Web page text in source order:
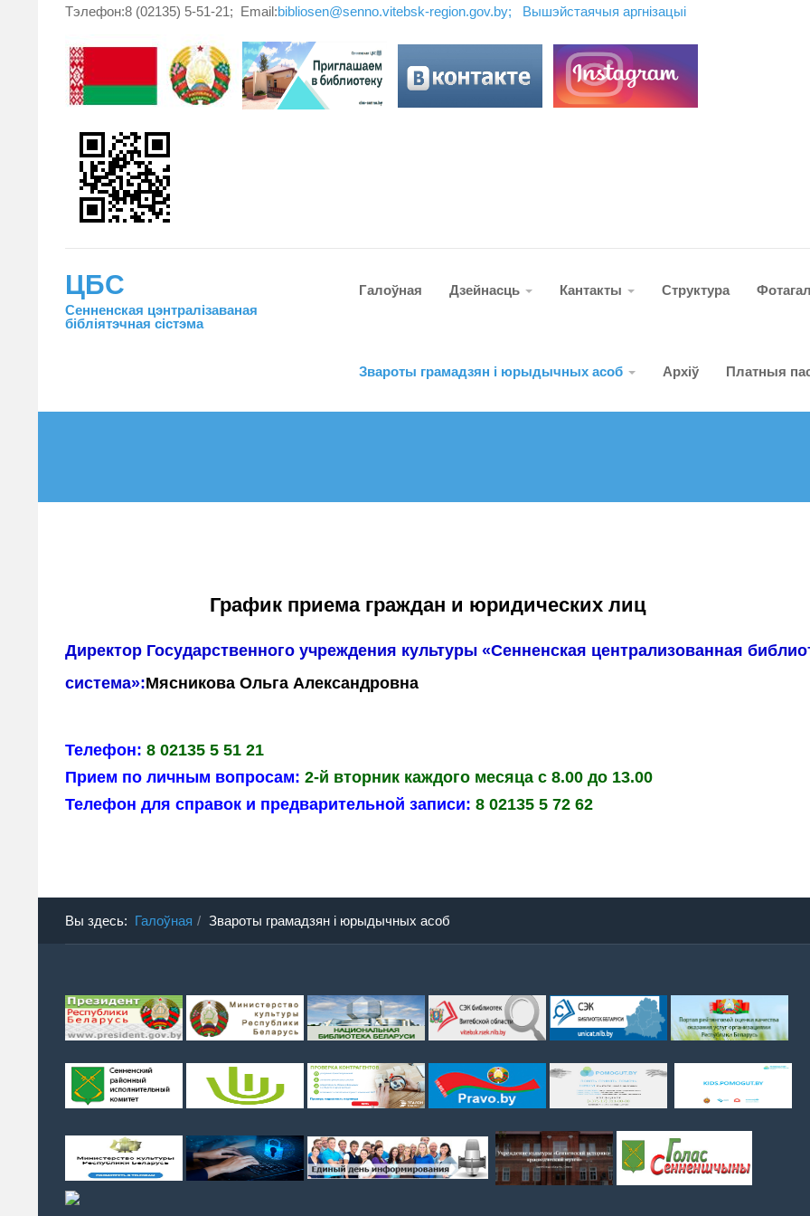
Тэлефон:8 (02135) 5-51-21; Email:bibliosen@senno.vitebsk-region.gov.by; Вышэйстаячыя аргнізацыі
ЦБС
Сенненская цэнтралiзаваная
бiблiятэчная сiстэма
Галоўная Дзейнасць Кантакты Структура
Звароты грамадзян і юрыдычных асоб Архіў Платныя
График приема граждан и юридических лиц
Директор Государственного учреждения культуры «Сенненская централизованная
система»:Мясникова Ольга Александровна
Телефон: 8 02135 5 51 21
Прием по личным вопросам: 2-й вторник каждого месяца с 8.00 до 13.00
Телефон для справок и предварительной записи: 8 02135 5 72 62
Вы здесь: Галоўная Звароты грамадзян і юрыдычных асоб